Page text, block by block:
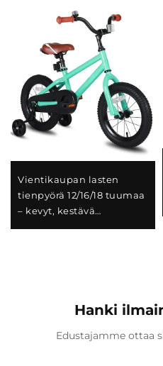
Vientikaupan lasten
tienpyörä 12/16/18 tuumaa
– kevyt, kestävä
Hanki
Edustajamme ottaa